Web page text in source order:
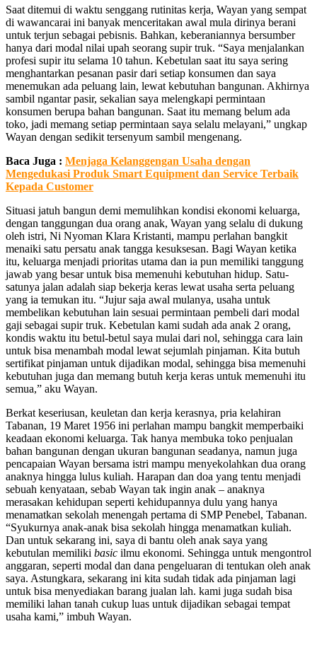
Saat ditemui di waktu senggang rutinitas kerja, Wayan yang sempat
di wawancarai ini banyak menceritakan awal mula dirinya berani
untuk terjun sebagai pebisnis. Bahkan, keberaniannya bersumber
hanya dari modal nilai upah seorang supir truk. “Saya menjalankan
profesi supir itu selama 10 tahun. Kebetulan saat itu saya sering
menghantarkan pesanan pasir dari setiap konsumen dan saya
menemukan ada peluang lain, lewat kebutuhan bangunan. Akhirnya
sambil ngantar pasir, sekalian saya melengkapi permintaan
konsumen berupa bahan bangunan. Saat itu memang belum ada
toko, jadi memang setiap permintaan saya selalu melayani,” ungkap
Wayan dengan sedikit tersenyum sambil mengenang.
Baca Juga : Menjaga Kelanggengan Usaha dengan
Mengedukasi Produk Smart Equipment dan Service Terbaik
Kepada Customer
Situasi jatuh bangun demi memulihkan kondisi ekonomi keluarga,
dengan tanggungan dua orang anak, Wayan yang selalu di dukung
oleh istri, Ni Nyoman Klara Kristanti, mampu perlahan bangkit
menaiki satu persatu anak tangga kesuksesan. Bagi Wayan ketika
itu, keluarga menjadi prioritas utama dan ia pun memiliki tanggung
jawab yang besar untuk bisa memenuhi kebutuhan hidup. Satu-
satunya jalan adalah siap bekerja keras lewat usaha serta peluang
yang ia temukan itu. “Jujur saja awal mulanya, usaha untuk
membelikan kebutuhan lain sesuai permintaan pembeli dari modal
gaji sebagai supir truk. Kebetulan kami sudah ada anak 2 orang,
kondis waktu itu betul-betul saya mulai dari nol, sehingga cara lain
untuk bisa menambah modal lewat sejumlah pinjaman. Kita butuh
sertifikat pinjaman untuk dijadikan modal, sehingga bisa memenuhi
kebutuhan juga dan memang butuh kerja keras untuk memenuhi itu
semua,” aku Wayan.
Berkat keseriusan, keuletan dan kerja kerasnya, pria kelahiran
Tabanan, 19 Maret 1956 ini perlahan mampu bangkit memperbaiki
keadaan ekonomi keluarga. Tak hanya membuka toko penjualan
bahan bangunan dengan ukuran bangunan seadanya, namun juga
pencapaian Wayan bersama istri mampu menyekolahkan dua orang
anaknya hingga lulus kuliah. Harapan dan doa yang tentu menjadi
sebuah kenyataan, sebab Wayan tak ingin anak – anaknya
merasakan kehidupan seperti kehidupannya dulu yang hanya
menamatkan sekolah menengah pertama di SMP Penebel, Tabanan.
“Syukurnya anak-anak bisa sekolah hingga menamatkan kuliah.
Dan untuk sekarang ini, saya di bantu oleh anak saya yang
kebutulan memiliki basic ilmu ekonomi. Sehingga untuk mengontrol
anggaran, seperti modal dan dana pengeluaran di tentukan oleh anak
saya. Astungkara, sekarang ini kita sudah tidak ada pinjaman lagi
untuk bisa menyediakan barang jualan lah. kami juga sudah bisa
memiliki lahan tanah cukup luas untuk dijadikan sebagai tempat
usaha kami,” imbuh Wayan.